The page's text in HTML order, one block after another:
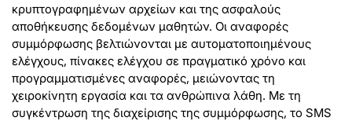
κρυπτογραφημένων αρχείων και της ασφαλούς
αποθήκευσης δεδομένων μαθητών. Οι αναφορές
συμμόρφωσης βελτιώνονται με αυτοματοποιημένους
ελέγχους, πίνακες ελέγχου σε πραγματικό χρόνο και
προγραμματισμένες αναφορές, μειώνοντας τη
χειροκίνητη εργασία και τα ανθρώπινα λάθη. Με τη
συγκέντρωση της διαχείρισης της συμμόρφωσης, το SMS